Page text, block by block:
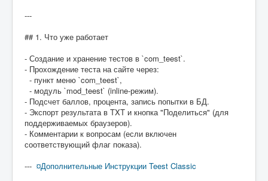
---
## 1. Что уже работает
- Создание и хранение тестов в `com_teest`.
- Прохождение теста на сайте через:
- пункт меню `com_teest`,
- модуль `mod_teest` (inline-режим).
- Подсчет баллов, процента, запись попытки в БД.
- Экспорт результата в TXT и кнопка "Поделиться" (для
поддерживаемых браузеров).
- Комментарии к вопросам (если включен
соответствующий флаг показа).
--- ¤Дополнительные Инструкции Teest Classic